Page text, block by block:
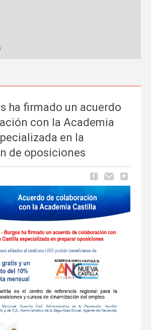
ha firmado un acuerdo
con la Academia
en la
de oposiciones